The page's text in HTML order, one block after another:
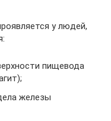
у людей,
пищевода
железы